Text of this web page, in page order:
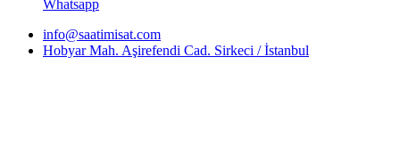
Whatsapp
info@saatimisat.com
Hobyar Mah. Aşirefendi Cad. Sirkeci / İstanbul